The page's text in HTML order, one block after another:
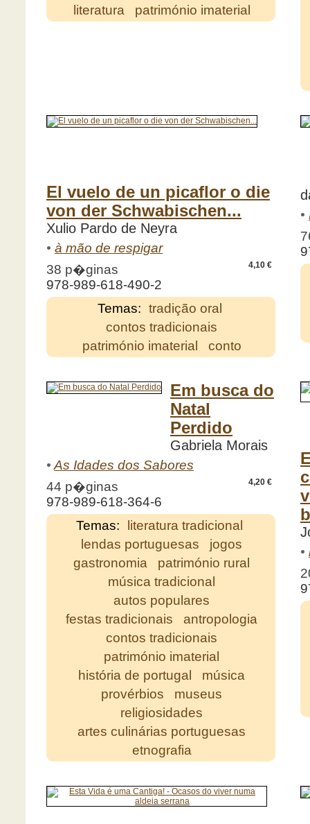
literatura
património imaterial
El vuelo de un picaflor o die
von der Schwabischen...
Xulio Pardo de Neyra
• à mão de respigar
4,10 €
38 p�ginas
978-989-618-490-2
Temas: tradição oral
contos tradicionais
património imaterial
conto
•
Em busca do
Natal
Perdido
Gabriela Morais
•As Idades dos Sabores
4,20 €
44 p�ginas
978-989-618-364-6
Temas:
literatura tradicional
lendas portuguesas
jogos
gastronomia
património rural
música tradicional
autos populares
festas tradicionais
antropologia
contos tradicionais
património imaterial
história de portugal
música
provérbios
museus
religiosidades
artes culinárias portuguesas
etnografia
•